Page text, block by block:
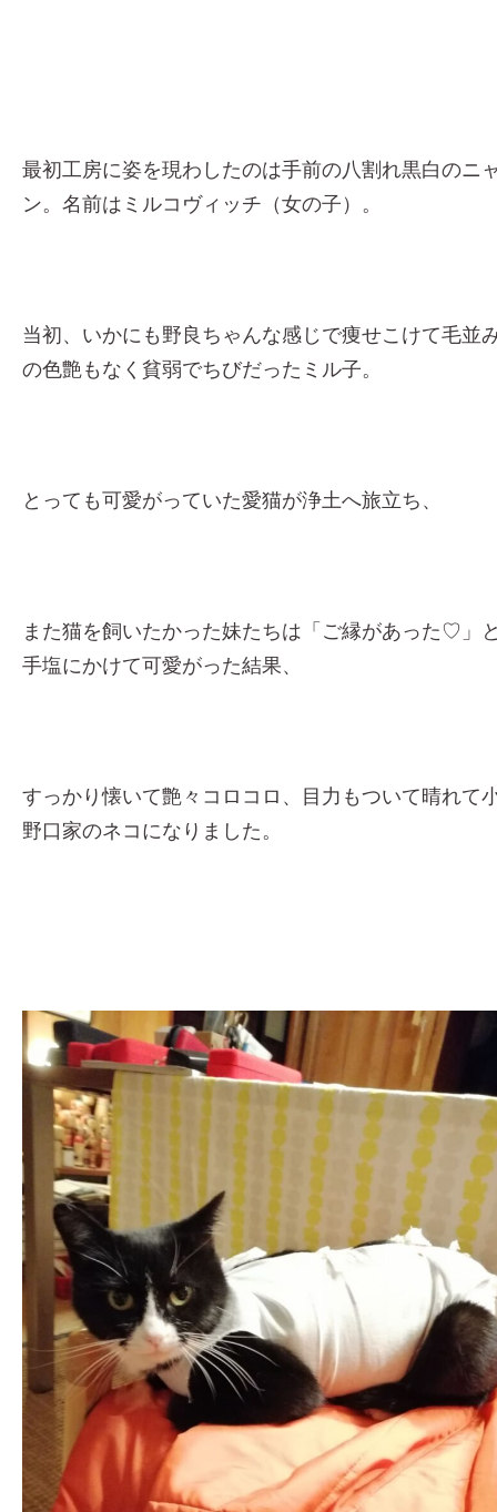
最初工房に姿を現わしたのは手前の八割れ黒白のニ
ン。名前はミルコヴィッチ（女の子）。
当初、いかにも野良ちゃんな感じで痩せこけて毛並
の色艶もなく貧弱でちびだったミル子。
とっても可愛がっていた愛猫が浄土へ旅立ち、
また猫を飼いたかった妹たちは「ご縁があった♡」
手塩にかけて可愛がった結果、
すっかり懐いて艶々コロコロ、目力もついて晴れて
野口家のネコになりました。